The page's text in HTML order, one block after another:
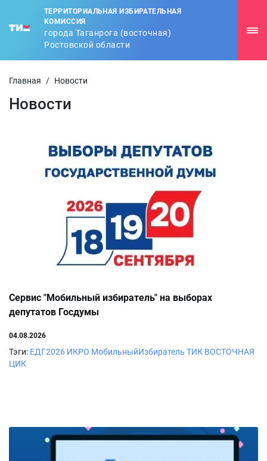
ТЕРРИТОРИАЛЬНАЯ ИЗБИРАТЕЛЬНАЯ
КОМИССИЯ
города Таганрога (восточная)
Ростовской области
Главная / Новости
Новости
Сервис "Мобильный избиратель" на выборах
депутатов Госдумы
04.08.2026
Тэги: ЕДГ2026 ИКРО МобильныйИзбиратель ТИК ВОСТОЧНАЯ
ЦИК